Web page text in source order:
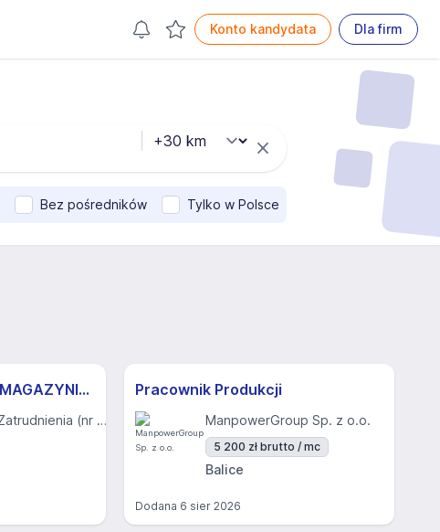
Konto kandydata Dla firm
Bez pośredników Tylko w Polsce
MAGAZYNIER/KA NA MAGAZYNIE SPOŻYWCZYM (CIEPŁA HALA)
E&A Agencja Zatrudnienia (nr KRAZ 385)
Pracownik Produkcji
ManpowerGroup Sp. z o.o.
5 200 zł brutto / mc
Balice
Dodana 6 sier 2026